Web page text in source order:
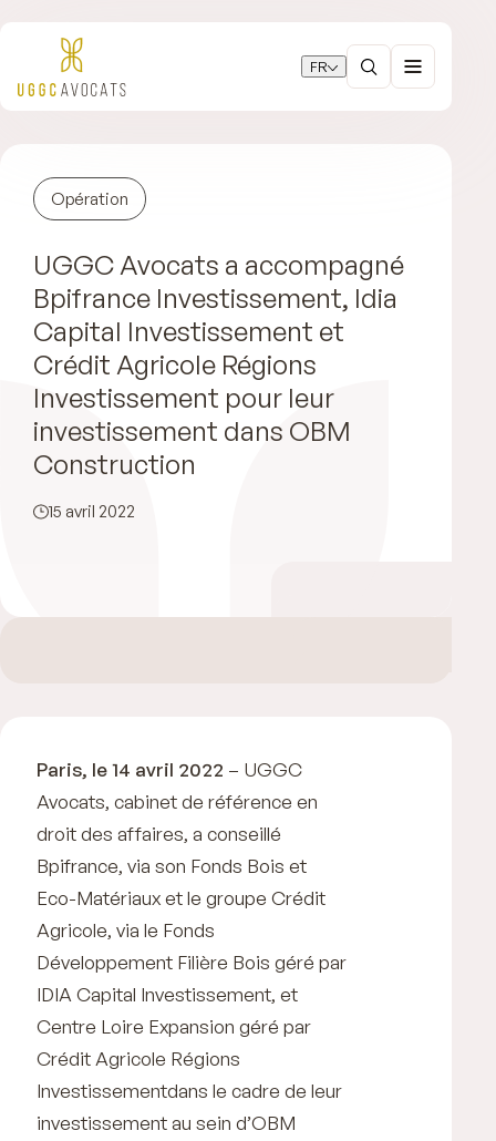
FR
Opération
UGGC Avocats a accompagné
Bpifrance Investissement, Idia
Capital Investissement et
Crédit Agricole Régions
Investissement pour leur
investissement dans OBM
Construction
15 avril 2022
Paris, le 14 avril 2022 – UGGC
Avocats, cabinet de référence en
droit des affaires, a conseillé
Bpifrance, via son Fonds Bois et
Eco-Matériaux et le groupe Crédit
Agricole, via le Fonds
Développement Filière Bois géré par
IDIA Capital Investissement, et
Centre Loire Expansion géré par
Crédit Agricole Régions
Investissementdans le cadre de leur
investissement au sein d’OBM